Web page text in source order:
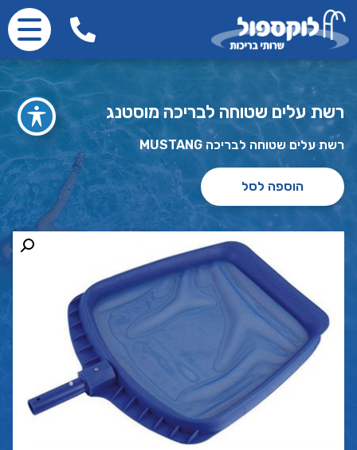
רשת עלים שטוחה לבריכה מוסטנג
רשת עלים שטוחה לבריכה MUSTANG
הוספה לסל